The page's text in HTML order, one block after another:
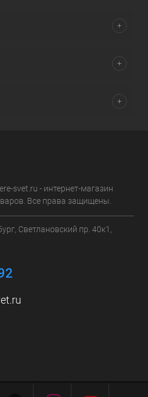
svet.ru - интернет-магазин
Все права защищены.
Светлановский пр. 40к1,